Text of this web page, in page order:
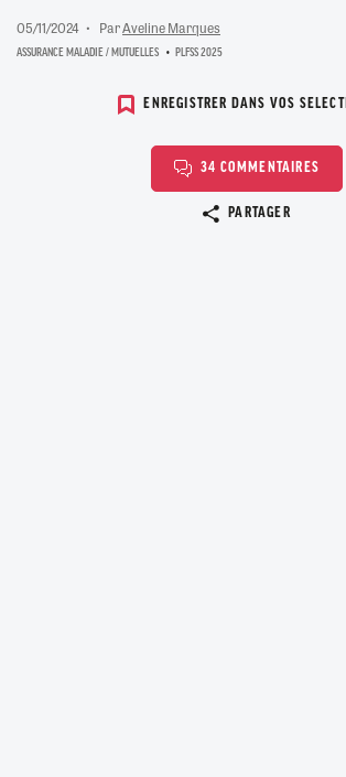
05/11/2024 ParAveline Marques
ASSURANCE MALADIE / MUTUELLES PLFSS 2025
ENREGISTRER DANS VOS
34 COMMENTAIRES
PARTAGER